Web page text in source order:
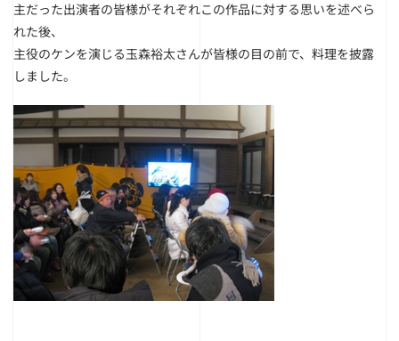
主だった出演者の皆様がそれぞれこの作品に対する思いを述べら
れた後、
主役のケンを演じる玉森裕太さんが皆様の目の前で、料理を披露
しました。